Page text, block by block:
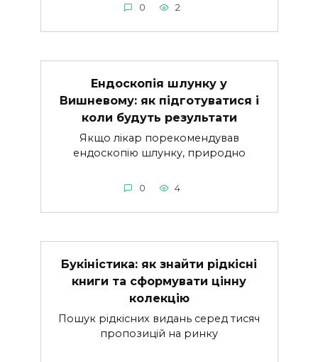
0 2
Ендоскопія шлунку у
Вишневому: як підготуватися і
коли будуть результати
Якщо лікар порекомендував
ендоскопію шлунку, природно
0 4
Букіністика: як знайти рідкісні
книги та сформувати цінну
колекцію
Пошук рідкісних видань серед тисяч
пропозицій на ринку